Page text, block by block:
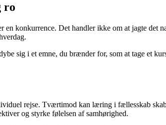
ro
konkurrence. Det handler ikke om at jagte
sig i et emne, du brænder for, som at tage et
rejse. Tværtimod kan læring i fællesskab
og styrke følelsen af samhørighed.